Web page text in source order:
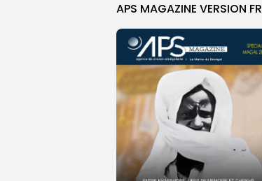
APS MAGAZINE VERSION FR